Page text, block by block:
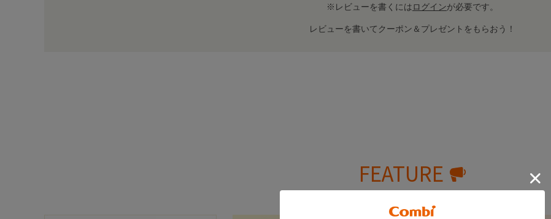
※レビューを書くにはログインが必要です。
レビューを書いてクーポン＆プレゼントをもらおう！
FEATURE